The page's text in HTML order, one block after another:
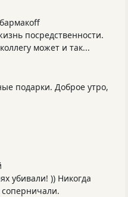
посредственности.
может и так...
подарки. Доброе утро,
убивали! )) Никогда